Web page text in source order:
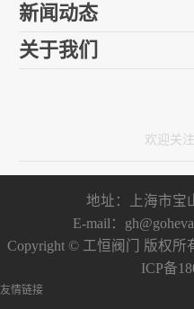
新闻动态
关于我们
欢迎关
地址：上海市宝
E-mail：
Copyright © 工恒阀门 版权所
ICP备
友情链接